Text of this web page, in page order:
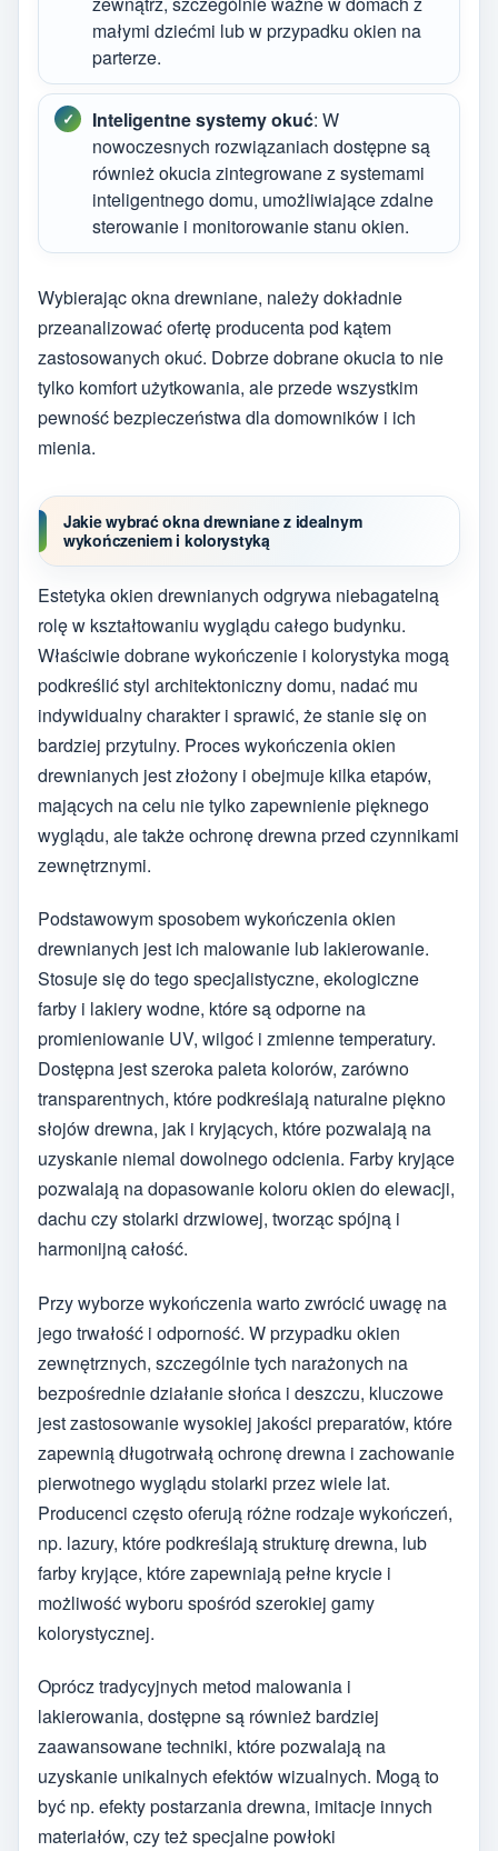
małymi dziećmi lub w przypadku okien na
parterze.
Inteligentne systemy okuć: W
nowoczesnych rozwiązaniach dostępne są
również okucia zintegrowane z systemami
inteligentnego domu, umożliwiające zdalne
sterowanie i monitorowanie stanu okien.
Wybierając okna drewniane, należy dokładnie
przeanalizować ofertę producenta pod kątem
zastosowanych okuć. Dobrze dobrane okucia to nie
tylko komfort użytkowania, ale przede wszystkim
pewność bezpieczeństwa dla domowników i ich
mienia.
Jakie wybrać okna drewniane z idealnym
wykończeniem i kolorystyką
Estetyka okien drewnianych odgrywa niebagatelną
rolę w kształtowaniu wyglądu całego budynku.
Właściwie dobrane wykończenie i kolorystyka mogą
podkreślić styl architektoniczny domu, nadać mu
indywidualny charakter i sprawić, że stanie się on
bardziej przytulny. Proces wykończenia okien
drewnianych jest złożony i obejmuje kilka etapów,
mających na celu nie tylko zapewnienie pięknego
wyglądu, ale także ochronę drewna przed czynnikami
zewnętrznymi.
Podstawowym sposobem wykończenia okien
drewnianych jest ich malowanie lub lakierowanie.
Stosuje się do tego specjalistyczne, ekologiczne
farby i lakiery wodne, które są odporne na
promieniowanie UV, wilgoć i zmienne temperatury.
Dostępna jest szeroka paleta kolorów, zarówno
transparentnych, które podkreślają naturalne piękno
słojów drewna, jak i kryjących, które pozwalają na
uzyskanie niemal dowolnego odcienia. Farby kryjące
pozwalają na dopasowanie koloru okien do elewacji,
dachu czy stolarki drzwiowej, tworząc spójną i
harmonijną całość.
Przy wyborze wykończenia warto zwrócić uwagę na
jego trwałość i odporność. W przypadku okien
zewnętrznych, szczególnie tych narażonych na
bezpośrednie działanie słońca i deszczu, kluczowe
jest zastosowanie wysokiej jakości preparatów, które
zapewnią długotrwałą ochronę drewna i zachowanie
pierwotnego wyglądu stolarki przez wiele lat.
Producenci często oferują różne rodzaje wykończeń,
np. lazury, które podkreślają strukturę drewna, lub
farby kryjące, które zapewniają pełne krycie i
możliwość wyboru spośród szerokiej gamy
kolorystycznej.
Oprócz tradycyjnych metod malowania i
lakierowania, dostępne są również bardziej
zaawansowane techniki, które pozwalają na
uzyskanie unikalnych efektów wizualnych. Mogą to
być np. efekty postarzania drewna, imitacje innych
materiałów, czy też specjalne powłoki